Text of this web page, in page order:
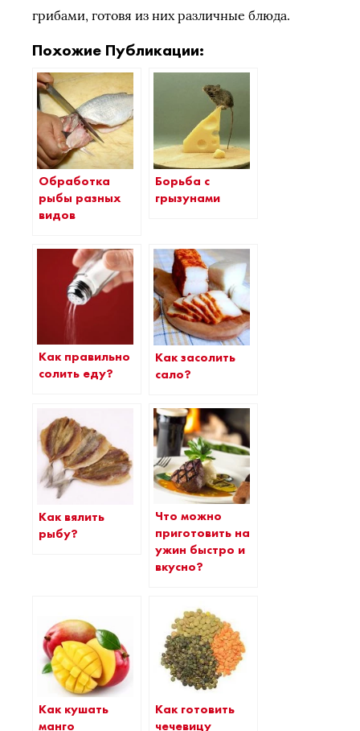
грибами, готовя из них различные блюда.
Похожие Публикации:
Обработка
рыбы разных
видов
Борьба с
грызунами
Как правильно
солить еду?
Как засолить
сало?
Как вялить
рыбу?
Что можно
приготовить на
ужин быстро и
вкусно?
Как кушать
манго
Как готовить
чечевицу